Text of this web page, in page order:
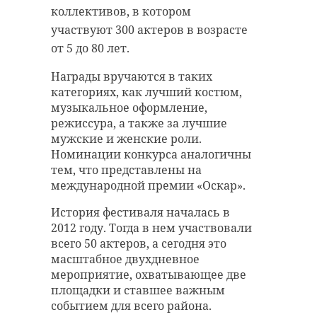
коллективов, в котором
участвуют 300 актеров в возрасте
от 5 до 80 лет.
Награды вручаются в таких
категориях, как лучший костюм,
музыкальное оформление,
режиссура, а также за лучшие
мужские и женские роли.
Номинации конкурса аналогичны
тем, что представлены на
международной премии «Оскар».
История фестиваля началась в
2012 году. Тогда в нем участвовали
всего 50 актеров, а сегодня это
масштабное двухдневное
мероприятие, охватывающее две
площадки и ставшее важным
событием для всего района.
участие в различных
соревнованиях.
Собаки вместе со своими
навыки в кинологическом
многоборье и танцевальных
номерах. Кошки, в свою очередь,
представляют свои породы на
судейскую оценку. Критерии
оценки включают цвет глаз,
постановку ушей и качество
шерсти.
Мероприятие стало ярким
событием для любителей
животных и профессионалов в
области зоологии.
Об этом сообщил губернатор
Александр Дрозденко на
заседании штаба, посвященного
вопросам продовольственной
безопасности. В числе ключевых
задач — увеличение производства
картофеля, овощей, зерна и рапса.
Для стимулирования аграриев в
текущем году вводятся новые
меры финансовой поддержки.
В интервью “Общей газете
Ленинградской области” Сергей
Перминов отметил, что весенняя
кампания в условиях
рискованного земледелия требует
особой ответственности. Меры
поддержки
сельхозпроизводителей, а также
работа по возвращению в оборот